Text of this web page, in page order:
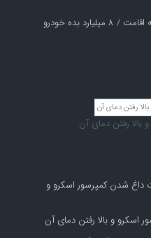
کاسبی خارج‌نشین‌ها با سهمیه اقامت / ۸ میلیارد بده خودرو
رفتن دمای آن
داغ شدن کمپرسور اسکرو و
اسکرو و بالا رفتن دمای آن